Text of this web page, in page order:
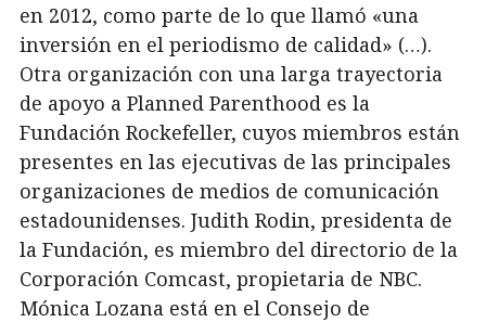
en 2012, como parte de lo que llamó «una
inversión en el periodismo de calidad» (…).
Otra organización con una larga trayectoria
de apoyo a Planned Parenthood es la
Fundación Rockefeller, cuyos miembros están
presentes en las ejecutivas de las principales
organizaciones de medios de comunicación
estadounidenses. Judith Rodin, presidenta de
la Fundación, es miembro del directorio de la
Corporación Comcast, propietaria de NBC.
Mónica Lozana está en el Consejo de